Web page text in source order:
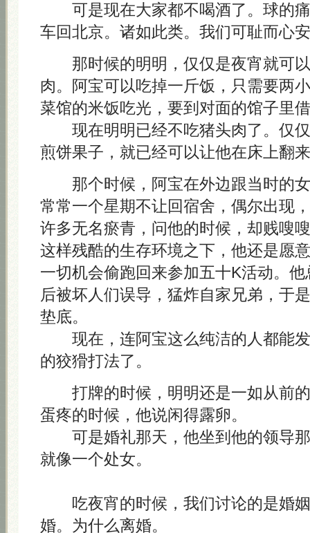
可是现在大家都不喝酒了。球的痛
车回北京。诸如此类。我们可耻而心
那时候的明明，仅仅是夜宵就可以
肉。阿宝可以吃掉一斤饭，只需要两
菜馆的米饭吃光，要到对面的馆子里
现在明明已经不吃猪头肉了。仅仅
煎饼果子，就已经可以让他在床上翻
那个时候，阿宝在外边跟当时的女
常常一个星期不让回宿舍，偶尔出现
许多无名瘀青，问他的时候，却贱嗖
这样残酷的生存环境之下，他还是愿
一切机会偷跑回来参加五十K活动。
后被坏人们误导，猛炸自家兄弟，于
垫底。
现在，连阿宝这么纯洁的人都能发
的狡猾打法了。
打牌的时候，明明还是一如从前的
蛋疼的时候，他说闲得露卵。
可是婚礼那天，他坐到他的领导那
就像一个处女。
吃夜宵的时候，我们讨论的是婚姻
婚。为什么离婚。